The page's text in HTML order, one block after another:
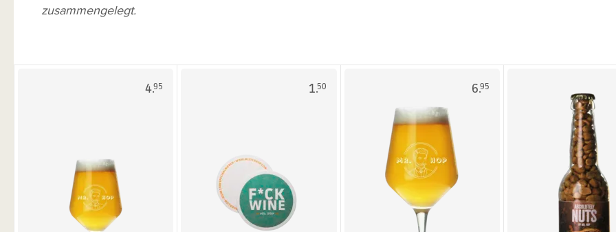
zusammengelegt.
4.95 1.50 6.95